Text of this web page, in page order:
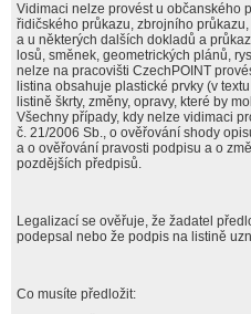
Vidimaci nelze provést u občanského
řidičského průkazu, zbrojního
a u některých dalších dokladů a
losů, směnek, geometrických plánů,
nelze na pracovišti CzechPOINT
listina obsahuje plastické prvky (v
listině škrty, změny, opravy, které by
Všechny případy, kdy nelze vidimaci
č. 21/2006 Sb., o ověřování shody
a o ověřování pravosti podpisu a o
pozdějších předpisů.
Legalizací se ověřuje, že žadatel
podepsal nebo že podpis na listině
Co musíte předložit: